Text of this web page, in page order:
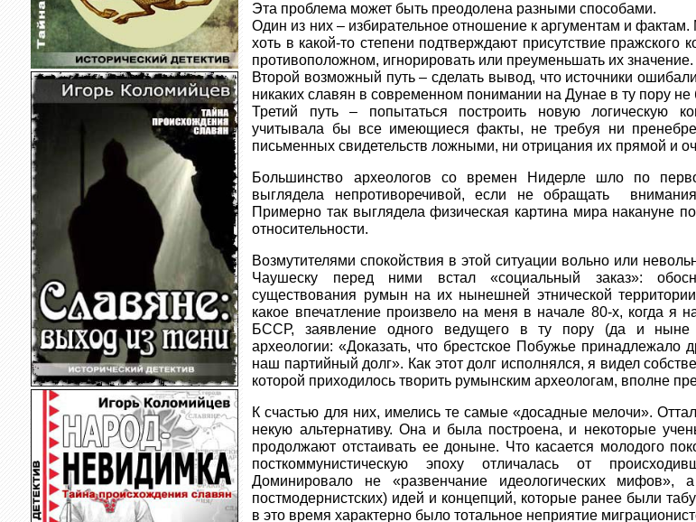
Эта проблема может быть преодолена разными способами.
Один из них – избирательное отношение к аргументам и
хоть в какой-то степени подтверждают присутствие пражского
противоположном, игнорировать или преуменьшать их значение.
Второй возможный путь – сделать вывод, что источники
никаких славян в современном понимании на Дунае в ту пору не
Третий путь – попытаться построить новую логическую
учитывала бы все имеющиеся факты, не требуя ни
письменных свидетельств ложными, ни отрицания их прямой и
Большинство археологов со времен Нидерле шло по
выглядела непротиворечивой, если не обращать
Примерно так выглядела физическая картина мира накануне
относительности.
Возмутителями спокойствия в этой ситуации вольно или
Чаушеску перед ними встал «социальный заказ»:
существования румын на их нынешней этнической
какое впечатление произвело на меня в начале 80-х, когда я
БССР, заявление одного ведущего в ту пору (да и ныне
археологии: «Доказать, что брестское Побужье
наш партийный долг». Как этот долг исполнялся, я видел
которой приходилось творить румынским археологам, вполне
К счастью для них, имелись те самые «досадные мелочи».
некую альтернативу. Она и была построена, и некоторые
продолжают отстаивать ее доныне. Что касается молодого
посткоммунистическую эпоху отличалась от
Доминировало не «развенчание идеологических мифов»,
постмодернистских) идей и концепций, которые ранее были
в это время характерно было тотальное неприятие